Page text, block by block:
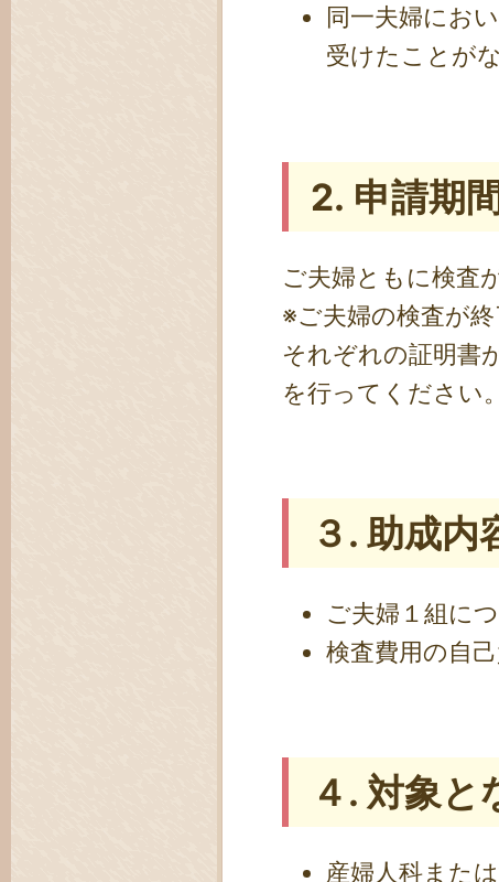
同一夫婦にお
受けたことが
2. 申請期間
ご夫婦ともに検査
※ご夫婦の検査が
それぞれの証明書
を行ってください。
３. 助成内
ご夫婦１組に
検査費用の自
４. 対象と
産婦人科また